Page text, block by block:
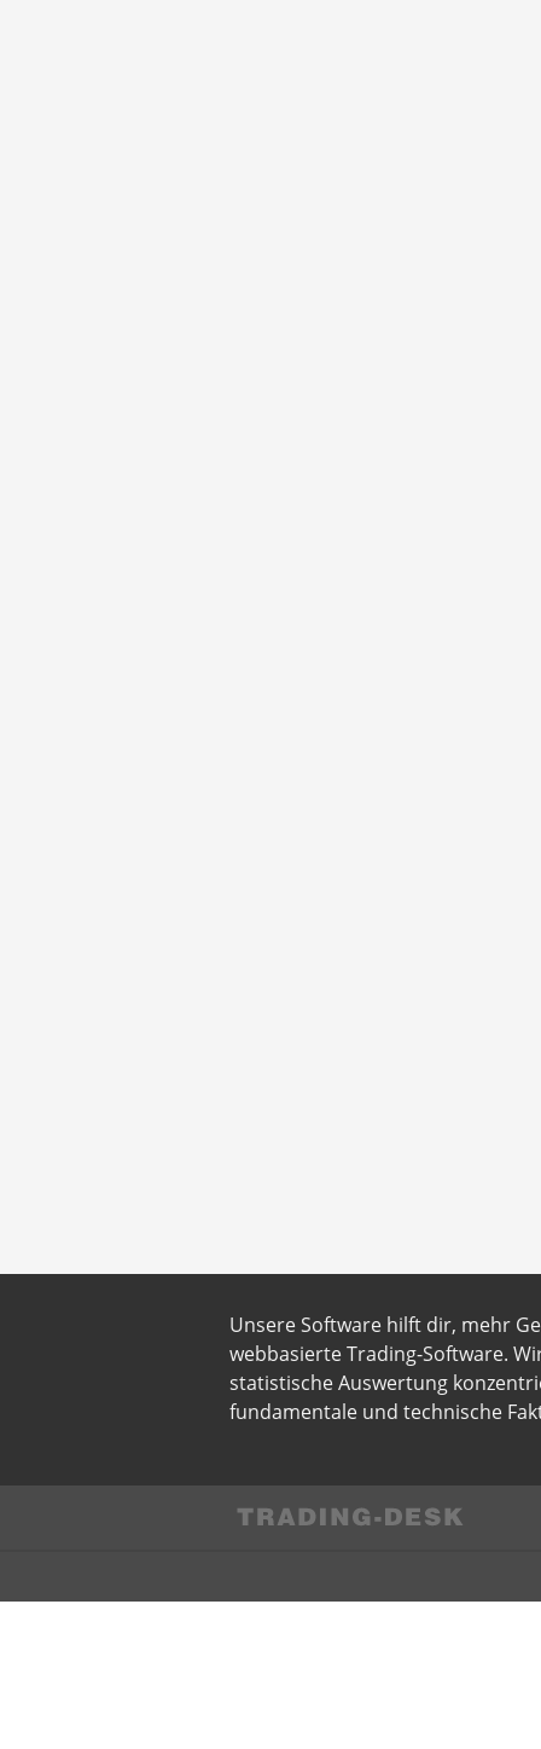
Unsere Software hilft dir, mehr
webbasierte Trading-Software.
statistische Auswertung
fundamentale und technische